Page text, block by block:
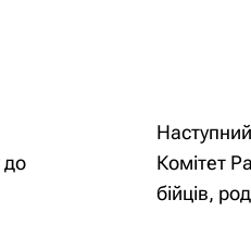
до
Комітет
бійців,